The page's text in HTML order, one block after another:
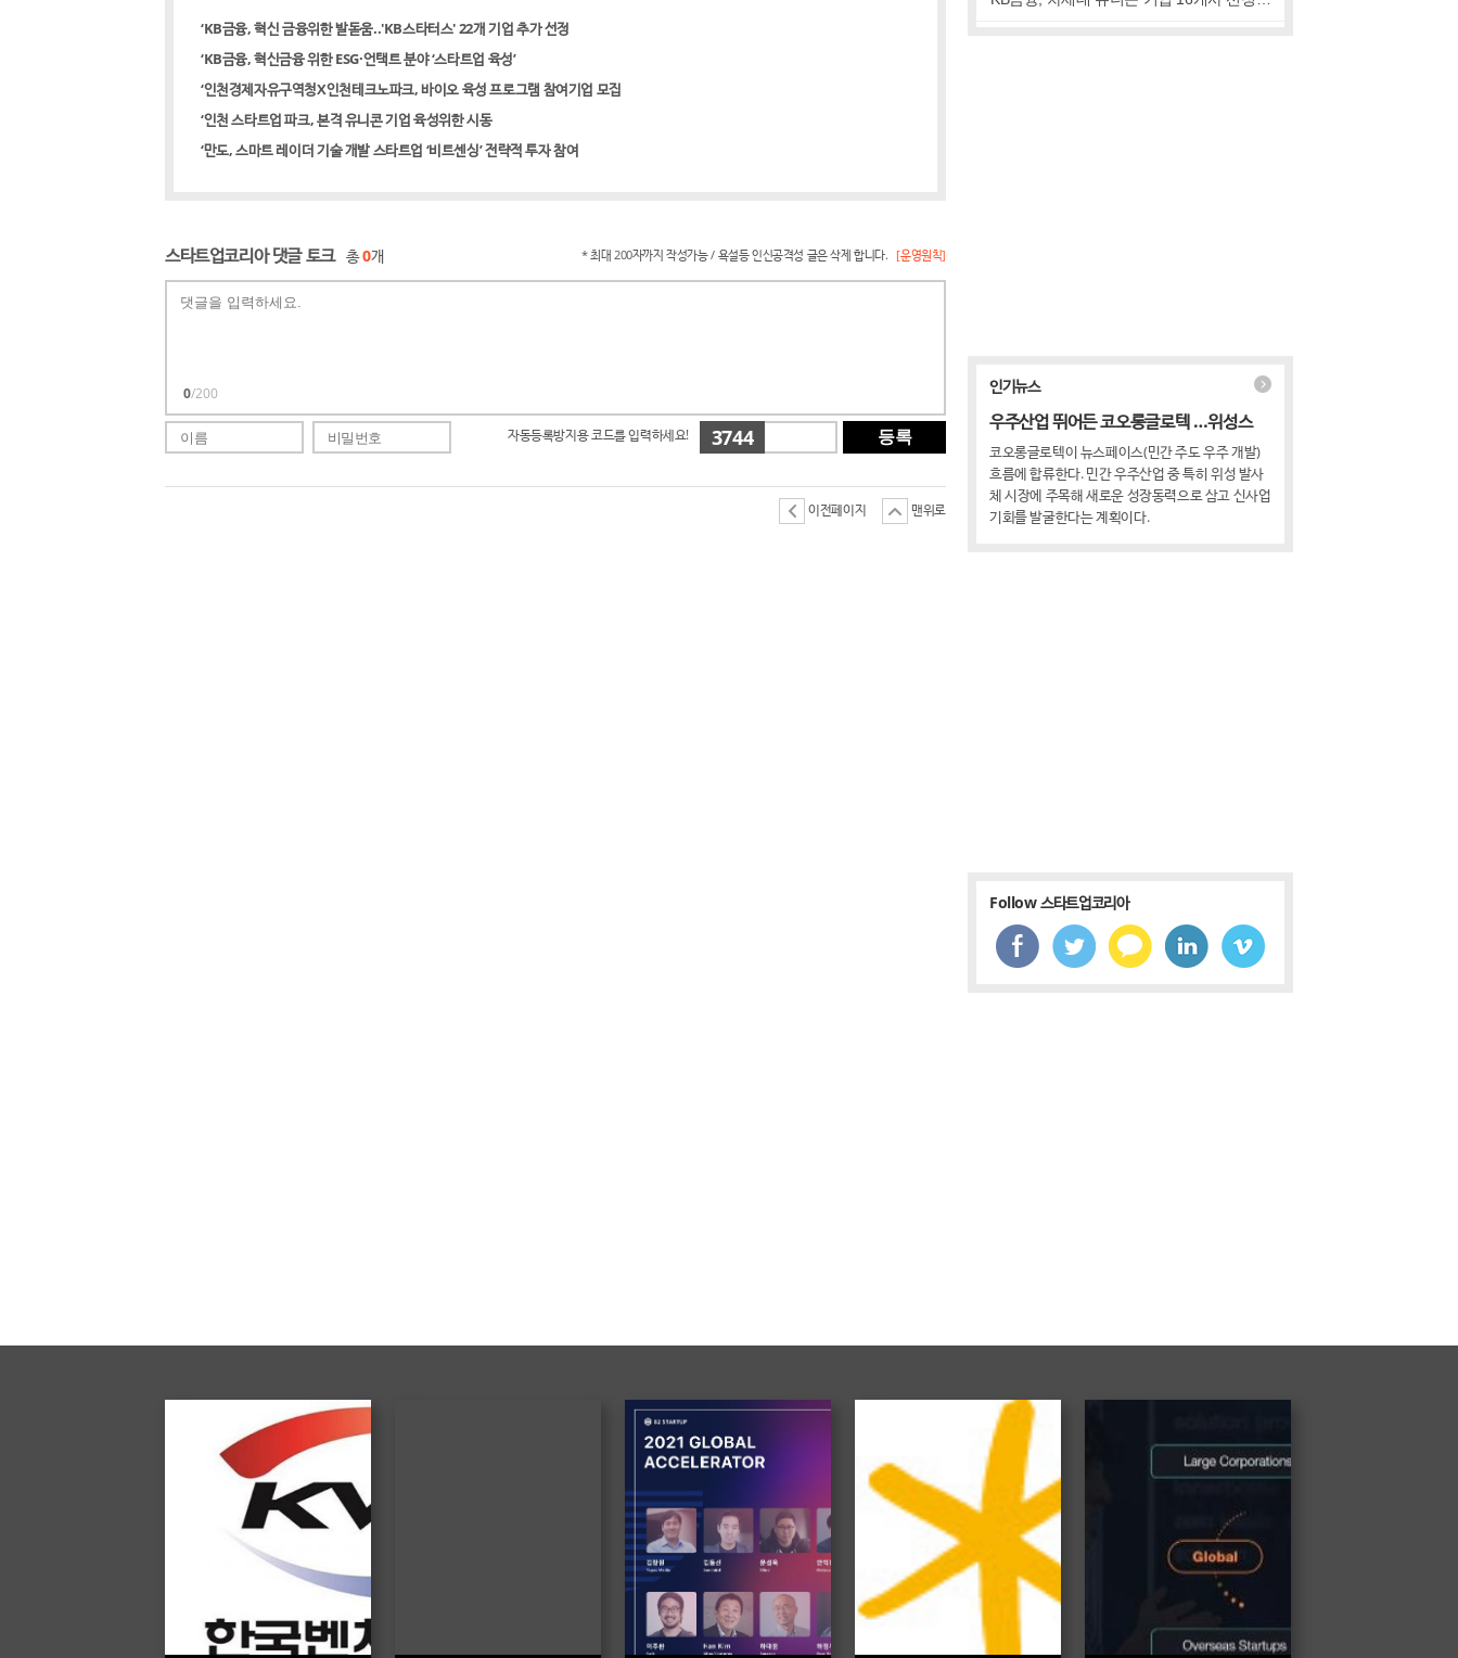
‘KB금융, 혁신 금융위한 발돋움..'KB스타터스' 22개 기업 추가 선정
‘KB금융, 혁신금융 위한 ESG·언택트 분야 ‘스타트업 육성’
‘인천경제자유구역청X인천테크노파크, 바이오 육성 프로그램 참여기업 모집
‘인천 스타트업 파크, 본격 유니콘 기업 육성위한 시동
‘만도, 스마트 레이더 기술 개발 스타트업 ‘비트센싱’ 전략적 투자 참여
스타트업코리아 댓글 토크 총0개 * 최대 200자까지 작성가능 / 욕설등 인신공격성 글은 삭제 합니다. [운영원칙]
0/200
자동등록방지용 코드를 입력하세요! 3744 등록
이전페이지 맨위로
인기뉴스
우주산업 뛰어든 코오롱글로텍 …위성스
코오롱글로텍이 뉴스페이스(민간 주도 우주 개발)
흐름에 합류한다. 민간 우주산업 중 특히 위성 발사
체 시장에 주목해 새로운 성장동력으로 삼고 신사업
기회를 발굴한다는 계획이다.
Follow 스타트업코리아